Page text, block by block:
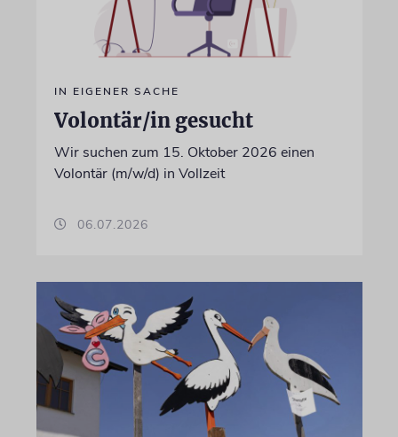
IN EIGENER SACHE
Volontär/in gesucht
Wir suchen zum 15. Oktober 2026 einen
Volontär (m/w/d) in Vollzeit
06.07.2026